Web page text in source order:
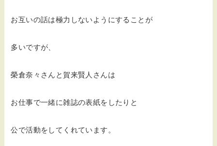
お互いの話は極力しないようにすることが
多いですが、
榮倉奈々さんと賀来賢人さんは
お仕事で一緒に雑誌の表紙をしたりと
公で活動をしてくれています。